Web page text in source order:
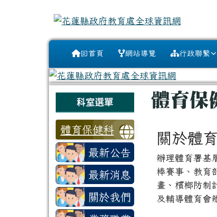
跳至主內容區
花蓮縣政府教育處全球資
回首頁 網站導覽 行政聯繫
左邊區域內容
科室選單
體育保健科
最新公告
最新消息
關於我們
主內容區
體育保
關於體
辦理體育署基
棒賽事、教育
畫、檳榔防制
及輔導體育會
頁尾區域